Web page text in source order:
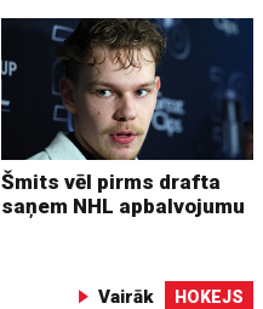
Šmits vēl pirms drafta
saņem NHL apbalvojumu
Vairāk HOKEJS